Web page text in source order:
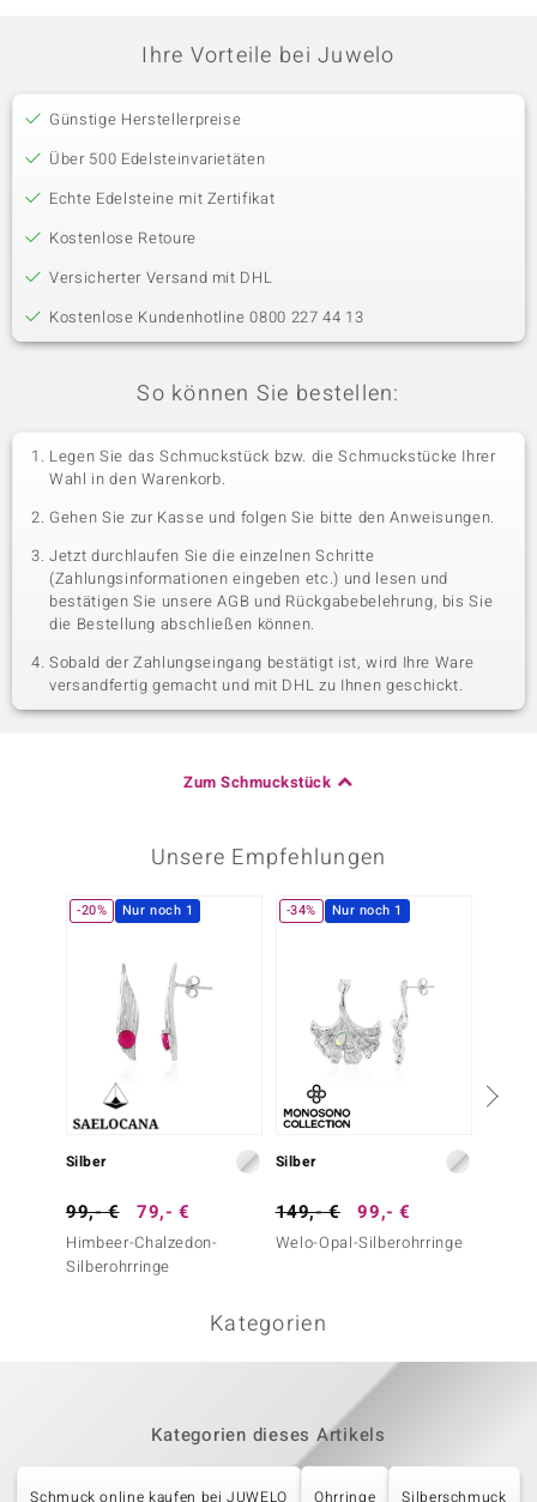
Ihre Vorteile bei Juwelo
Günstige Herstellerpreise
Über 500 Edelsteinvarietäten
Echte Edelsteine mit Zertifikat
Kostenlose Retoure
Versicherter Versand mit DHL
Kostenlose Kundenhotline 0800 227 44 13
So können Sie bestellen:
Legen Sie das Schmuckstück bzw. die Schmuckstücke Ihrer
Wahl in den Warenkorb.
Gehen Sie zur Kasse und folgen Sie bitte den Anweisungen.
Jetzt durchlaufen Sie die einzelnen Schritte
(Zahlungsinformationen eingeben etc.) und lesen und
bestätigen Sie unsere AGB und Rückgabebelehrung, bis Sie
die Bestellung abschließen können.
Sobald der Zahlungseingang bestätigt ist, wird Ihre Ware
versandfertig gemacht und mit DHL zu Ihnen geschickt.
Zum Schmuckstück
Unsere Empfehlungen
-20% Nur noch 1
Silber
99,- € 79,- €
Himbeer-Chalzedon-
Silberohrringe
-34% Nur noch 1
Silber
149,- € 99,- €
Welo-Opal-Silberohrringe
Kategorien
Kategorien dieses Artikels
Schmuck online kaufen bei JUWELO Ohrringe Silberschmuck